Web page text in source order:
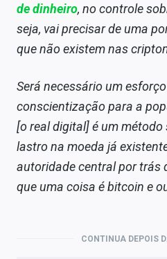
de dinheiro, no controle
seja, vai precisar de uma
que não existem nas
Será necessário um
conscientização para a
[o real digital] é um método
lastro na moeda já
autoridade central por trás
que uma coisa é bitcoin e
CONTINUA DEPOIS